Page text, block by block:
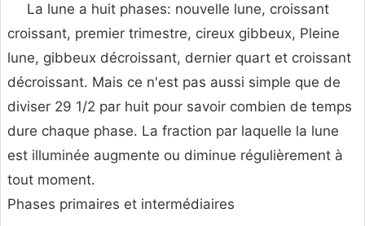
La lune a huit phases: nouvelle lune, croissant
croissant, premier trimestre, cireux gibbeux, Pleine
lune, gibbeux décroissant, dernier quart et croissant
décroissant. Mais ce n'est pas aussi simple que de
diviser 29 1/2 par huit pour savoir combien de temps
dure chaque phase. La fraction par laquelle la lune
est illuminée augmente ou diminue régulièrement à
tout moment.
Phases primaires et intermédiaires